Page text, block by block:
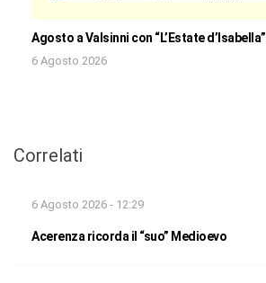
Agosto a Valsinni con “L’Estate d’Isabella”
6 Agosto 2026
Correlati
6 Agosto 2026 - 12:29
Acerenza ricorda il “suo” Medioevo